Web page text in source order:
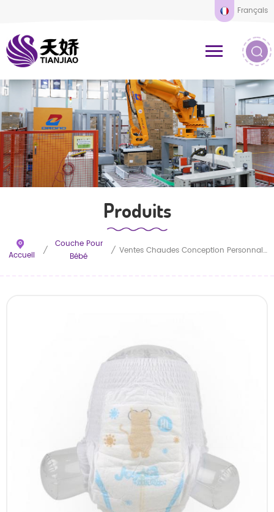
Français
Produits
Accueil /
Couche Pour
Bébé
/ Ventes Chaudes Conception Personnalisée Nourrissons Couches Jetables Pour Bébés De Haute Qualité